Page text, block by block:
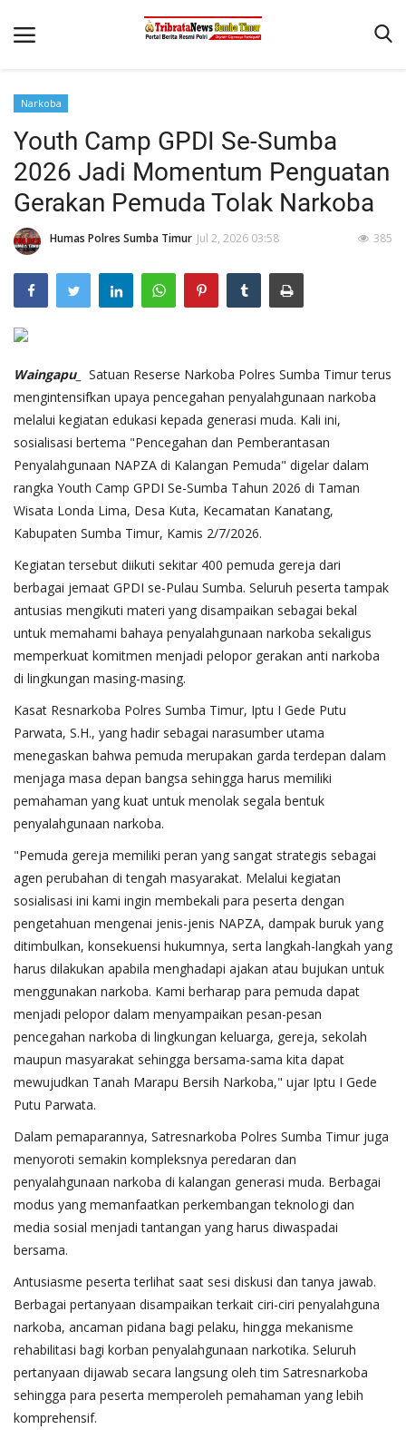
Beranda
Terms & Conditions
Reskrim
Binkam
Giat Ops
Polisi Kita
Mitra Polisi
Jurnal Kamtibmas
Narkoba
Youth Camp GPDI Se-Sumba
2026 Jadi Momentum Penguatan
Gerakan Pemuda Tolak Narkoba
Humas Polres Sumba Timur Jul 2, 2026 03:58 385
Waingapu_
Satuan Reserse Narkoba Polres Sumba Timur terus
mengintensifkan upaya pencegahan penyalahgunaan narkoba
melalui kegiatan edukasi kepada generasi muda. Kali ini,
sosialisasi bertema "Pencegahan dan Pemberantasan
Penyalahgunaan NAPZA di Kalangan Pemuda" digelar dalam
rangka Youth Camp GPDI Se-Sumba Tahun 2026 di Taman
Wisata Londa Lima, Desa Kuta, Kecamatan Kanatang,
Kabupaten Sumba Timur, Kamis 2/7/2026.
Kegiatan tersebut diikuti sekitar 400 pemuda gereja dari
berbagai jemaat GPDI se-Pulau Sumba. Seluruh peserta tampak
antusias mengikuti materi yang disampaikan sebagai bekal
untuk memahami bahaya penyalahgunaan narkoba sekaligus
memperkuat komitmen menjadi pelopor gerakan anti narkoba
di lingkungan masing-masing.
Kasat Resnarkoba Polres Sumba Timur, Iptu I Gede Putu
Parwata, S.H., yang hadir sebagai narasumber utama
menegaskan bahwa pemuda merupakan garda terdepan dalam
menjaga masa depan bangsa sehingga harus memiliki
pemahaman yang kuat untuk menolak segala bentuk
penyalahgunaan narkoba.
"Pemuda gereja memiliki peran yang sangat strategis sebagai
agen perubahan di tengah masyarakat. Melalui kegiatan
sosialisasi ini kami ingin membekali para peserta dengan
pengetahuan mengenai jenis-jenis NAPZA, dampak buruk yang
ditimbulkan, konsekuensi hukumnya, serta langkah-langkah yang
harus dilakukan apabila menghadapi ajakan atau bujukan untuk
menggunakan narkoba. Kami berharap para pemuda dapat
menjadi pelopor dalam menyampaikan pesan-pesan
pencegahan narkoba di lingkungan keluarga, gereja, sekolah
maupun masyarakat sehingga bersama-sama kita dapat
mewujudkan Tanah Marapu Bersih Narkoba," ujar Iptu I Gede
Putu Parwata.
Dalam pemaparannya, Satresnarkoba Polres Sumba Timur juga
menyoroti semakin kompleksnya peredaran dan
penyalahgunaan narkoba di kalangan generasi muda. Berbagai
modus yang memanfaatkan perkembangan teknologi dan
media sosial menjadi tantangan yang harus diwaspadai
bersama.
Antusiasme peserta terlihat saat sesi diskusi dan tanya jawab.
Berbagai pertanyaan disampaikan terkait ciri-ciri penyalahguna
narkoba, ancaman pidana bagi pelaku, hingga mekanisme
rehabilitasi bagi korban penyalahgunaan narkotika. Seluruh
pertanyaan dijawab secara langsung oleh tim Satresnarkoba
sehingga para peserta memperoleh pemahaman yang lebih
komprehensif.